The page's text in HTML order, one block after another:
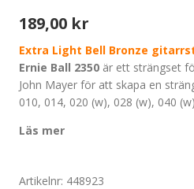
189,00 kr
Extra Light Bell Bronze
Ernie Ball 2350 är ett strängset
John Mayer för att skapa en
010, 014, 020 (w), 028 (w), 040
Läs mer
Artikelnr: 448923